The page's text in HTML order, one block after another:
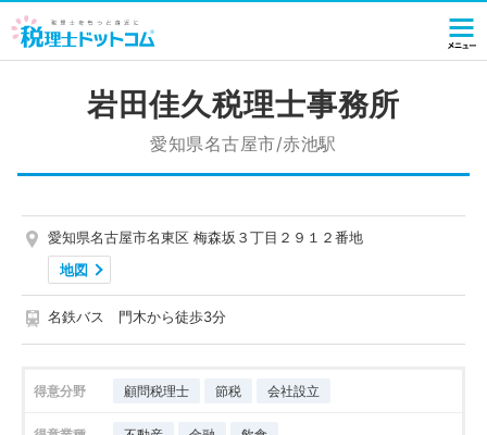
岩田佳久税理士事務所
愛知県名古屋市/赤池駅
愛知県名古屋市名東区 梅森坂３丁目２９１２番地
地図
名鉄バス 門木から徒歩3分
得意分野 顧問税理士 節税 会社設立